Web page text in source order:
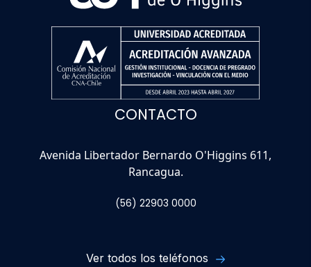
CONTACTO
Avenida Libertador Bernardo O'Higgins 611,
Rancagua.
(56) 22903 0000
Ver todos los teléfonos